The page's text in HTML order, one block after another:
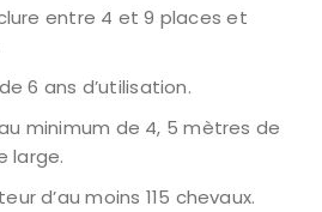
entre 4 et 9 places et
6 ans d’utilisation.
minimum de 4, 5 mètres de
large.
d’au moins 115 chevaux.